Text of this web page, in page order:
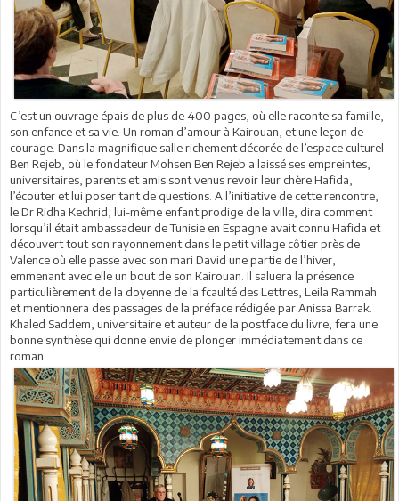
C’est un ouvrage épais de plus de 400 pages, où elle raconte sa famille,
son enfance et sa vie. Un roman d’amour à Kairouan, et une leçon de
courage. Dans la magnifique salle richement décorée de l’espace culturel
Ben Rejeb, où le fondateur Mohsen Ben Rejeb a laissé ses empreintes,
universitaires, parents et amis sont venus revoir leur chère Hafida,
l’écouter et lui poser tant de questions. A l’initiative de cette rencontre,
le Dr Ridha Kechrid, lui-même enfant prodige de la ville, dira comment
lorsqu’il était ambassadeur de Tunisie en Espagne avait connu Hafida et
découvert tout son rayonnement dans le petit village côtier près de
Valence où elle passe avec son mari David une partie de l’hiver,
emmenant avec elle un bout de son Kairouan. Il saluera la présence
particulièrement de la doyenne de la fcaulté des Lettres, Leila Rammah
et mentionnera des passages de la préface rédigée par Anissa Barrak.
Khaled Saddem, universitaire et auteur de la postface du livre, fera une
bonne synthèse qui donne envie de plonger immédiatement dans ce
roman.